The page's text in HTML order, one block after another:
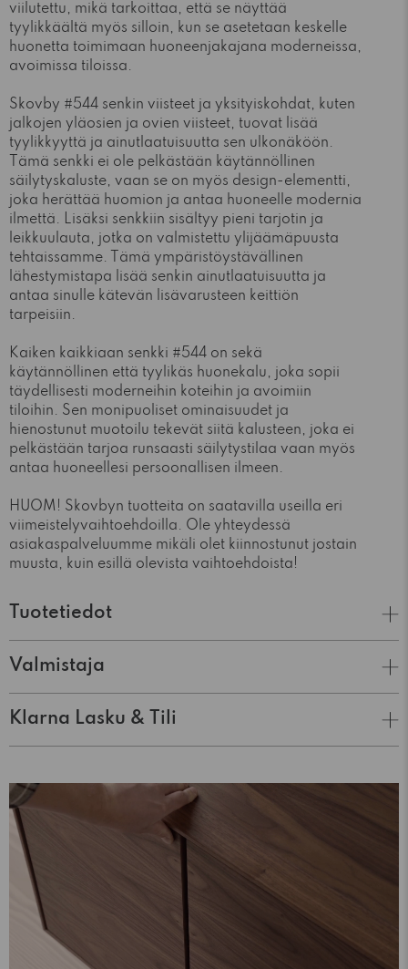
viilutettu, mikä tarkoittaa, että se näyttää
tyylikkäältä myös silloin, kun se asetetaan keskelle
huonetta toimimaan huoneenjakajana moderneissa,
avoimissa tiloissa.
Skovby #544 senkin viisteet ja yksityiskohdat, kuten
jalkojen yläosien ja ovien viisteet, tuovat lisää
tyylikkyyttä ja ainutlaatuisuutta sen ulkonäköön.
Tämä senkki ei ole pelkästään käytännöllinen
säilytyskaluste, vaan se on myös design-elementti,
joka herättää huomion ja antaa huoneelle modernia
ilmettä. Lisäksi senkkiin sisältyy pieni tarjotin ja
leikkuulauta, jotka on valmistettu ylijäämäpuusta
tehtaissamme. Tämä ympäristöystävällinen
lähestymistapa lisää senkin ainutlaatuisuutta ja
antaa sinulle kätevän lisävarusteen keittiön
tarpeisiin.
Kaiken kaikkiaan senkki #544 on sekä
käytännöllinen että tyylikäs huonekalu, joka sopii
täydellisesti moderneihin koteihin ja avoimiin
tiloihin. Sen monipuoliset ominaisuudet ja
hienostunut muotoilu tekevät siitä kalusteen, joka ei
pelkästään tarjoa runsaasti säilytystilaa vaan myös
antaa huoneellesi persoonallisen ilmeen.
HUOM! Skovbyn tuotteita on saatavilla useilla eri
viimeistelyvaihtoehdoilla. Ole yhteydessä
asiakaspalveluumme mikäli olet kiinnostunut jostain
muusta, kuin esillä olevista vaihtoehdoista!
Tuotetiedot
Valmistaja
Klarna Lasku & Tili